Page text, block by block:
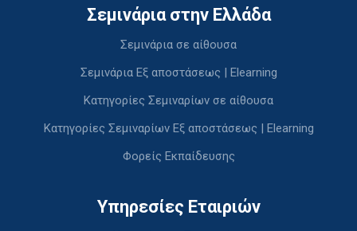
Σεμινάρια στην Ελλάδα
Σεμινάρια σε αίθουσα
Σεμινάρια Εξ αποστάσεως | Elearning
Κατηγορίες Σεμιναρίων σε αίθουσα
Κατηγορίες Σεμιναρίων Εξ αποστάσεως | Elearning
Φορείς Εκπαίδευσης
Υπηρεσίες Εταιριών